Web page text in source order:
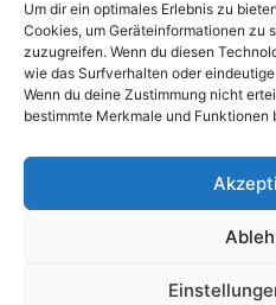
Um dir ein optimales Erlebnis zu
Cookies, um Geräteinformationen zu
zuzugreifen. Wenn du diesen
wie das Surfverhalten oder
Wenn du deine Zustimmung nicht
bestimmte Merkmale und
Website